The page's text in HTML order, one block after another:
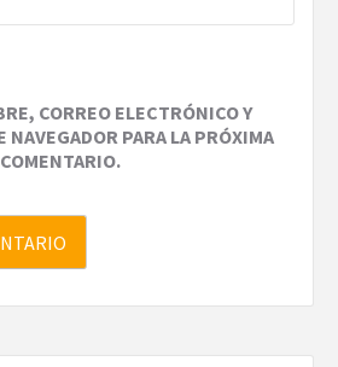
CORREO ELECTRÓNICO Y
NAVEGADOR PARA LA PRÓXIMA